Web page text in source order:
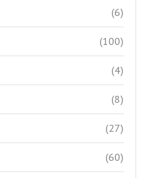
(6)
(100)
(4)
(8)
(27)
(60)